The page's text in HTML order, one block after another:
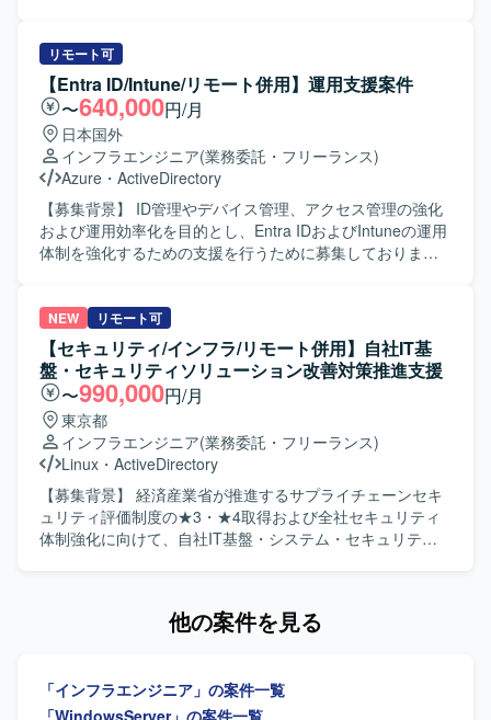
およびモーター＋機械負荷の統合動力学モデルの構築を行
います。 組込みソフトウェア開発規範の策定・コードレビ
ュー・単体テスト・バージョン管理体制の推進を行いま
す。 ファームウェアOTAアップグレードソリューションの
設計主導および量産製品の保守性確保を行います。 機械・
PCBエンジニアとの深い協力のもと、センサー配置・ドラ
イブインターフェース・リアルタイム要件の定義を行いま
す。 若手エンジニアのメンタリング、技術レビューと特許
執筆への参加を行います。
ら、計画立案から手順化、検証、ドキュメント整備まで一
貫して遂行できる方を求めております。関係者と連携しな
がら、複数拠点にまたがる環境の調整や改善提案を主体的
に進めていただける方が望ましいです。 【ポジションの魅
力】 グローバルに展開する大規模MCM環境を対象としたプ
ロジェクトに参画でき、Windows ServerやMCMを中心とし
たエンタープライズインフラの設計・移行ノウハウを深め
ていただけます。OSバージョンアップと震災リスク分散を
同時に推進するため、インフラ更改およびBCP観点の知見
も獲得できるポジションです。 【開発環境】 MCM（旧
AWSなど）を中心としたインフラ環境となります。
トウェアの選定と導入、セキュリティやガイドラインの策
定を行っていただきます。さらに、インフラ環境の構築・
運用、デリバリーの構築・運用、サービスの運用・推進・
監視などを一貫してご対応いただきます。 【求める人物
像】 中長期の視野を持ち、仕組みで課題解決を図る思考を
お持ちの方を求めております。個人よりもチーム成果を重
視し、主体的にコミュニケーションを取りながら能動的に
プロジェクトを推進できる方、事業会社人格で動ける方を
歓迎いたします。 【ポジションの魅力】 SREとバックエン
ド開発の両面からプロダクト全体に関与でき、技術選定や
テナ、モニタリングなど最新の技術スタックを活用しなが
ら、サービスの信頼性向上に直接貢献できる環境です。
【開発環境】 サーバサイド：Kotlin/Java, SpringBoot, DGS
framework(GraphQL), Kotest, spock(groovy), LocalStack,
Playwright など フロントエンド：React, Apollo, TypeScript,
Knockout, webpack, Storybook, Jest など モバイルアプ
リ：SwiftUI, MagicPod など クラウドサービス：
AWS（fargate, rds, sqs, redshift など）、GCP（firebase,
bigquery など）、CI/CD：GitHub Actions、Docker,
SendGrid, Datadog, Sentry など デザイン：Figma など コ
ミュニケーション他：GitHub Enterprise Cloud, Notion,
リモート可
【Entra ID/Intune/リモート併用】運用支援案件
〜640,000円/月
日本国外
インフラエンジニア(業務委託・フリーランス)
Azure ・ ActiveDirectory
【募集背景】 ID管理やデバイス管理、アクセス管理の強化
および運用効率化を目的とし、Entra IDおよびIntuneの運用
体制を強化するための支援を行うために募集しておりま
す。Entra Join化に伴い、Entra IDおよびIntuneの観点で技
術サポートを行っていただきます。ID管理においては、コ
スト削減や運用効率化、セキュリティ向上、ガバナンス強
化を目的とした運用支援を行っていただきます。アクセス
管理では、セキュリティ向上を目的とした各種ポリシー運
用や改善を担当していただきます。デバイス管理では、セ
キュリティ向上および運用効率化を目的としたポリシー設
計や運用支援を行っていただきます。アプリ管理において
は、セキュリティ向上を目的としたアプリ配布やアプリ保
護ポリシーの運用支援を行っていただきます。AVD実装に
おいては、ID統合管理技術の観点からEntra IDおよびIntune
す。新しい技術を積極的に学び、自らの知識として吸収で
明点を放置せず、自ら調査したうえでメンバーに相談する
など、コミュニケーションを取りながら業務を進められる
NEW リモート可
【セキュリティ/インフラ/リモート併用】自社IT基
盤・セキュリティソリューション改善対策推進支援
〜990,000円/月
東京都
インフラエンジニア(業務委託・フリーランス)
Linux ・ ActiveDirectory
【募集背景】 経済産業省が推進するサプライチェーンセキ
ュリティ評価制度の★3・★4取得および全社セキュリティ
体制強化に向けて、自社IT基盤・システム・セキュリティ
しながら、システム・IT基盤のアセスメント推進をご担当
のヒアリングおよび現状整理、SCS評価基準と自社システ
ム現状とのFit&Gap分析の補助を行っていただきます。導き
他の案件を見る
「インフラエンジニア」の案件一覧
「WindowsServer」の案件一覧